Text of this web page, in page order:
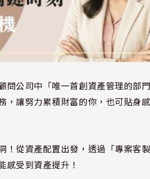
問公司中「唯一首創資產管理的部
讓努力累積財富的你，也可貼身
！從資產配置出發，透過「專案客
受到資產提升！